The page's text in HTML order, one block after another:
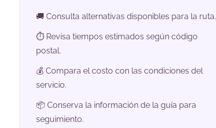
🚚 Consulta alternativas disponibles para la ruta.
⏱️ Revisa tiempos estimados según código
postal.
💰 Compara el costo con las condiciones del
servicio.
📦 Conserva la información de la guía para
seguimiento.